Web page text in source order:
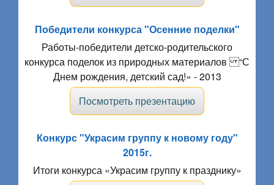
Победители конкурса "Осенние поделки"
Работы-победители детско-родительского
конкурса поделок из природных материалов “С
Днем рождения, детский сад!» - 2013
Посмотреть презентацию
Конкурс "Украсим группу к новому году"
2015г.
Итоги конкурса «Украсим группу к празднику»